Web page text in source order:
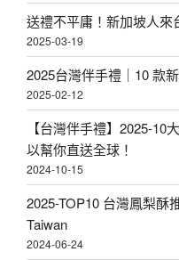
送禮不平庸！新加坡人來
2025-03-19
2025台灣伴手禮｜10 款
2025-02-12
【台灣伴手禮】2025-
以幫你直送全球！
2024-10-15
2025-TOP10 台灣鳳梨酥
Taiwan
2024-06-24